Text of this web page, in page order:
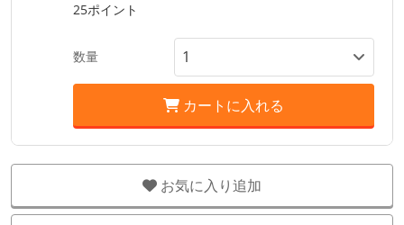
25ポイント
数量
カートに入れる
お気に入り追加